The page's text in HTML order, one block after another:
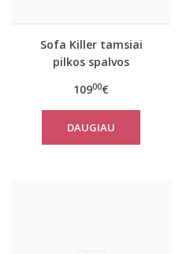
Sofa Killer tamsiai
pilkos spalvos
Rock su kelnėmis
10900€
DAUGIAU